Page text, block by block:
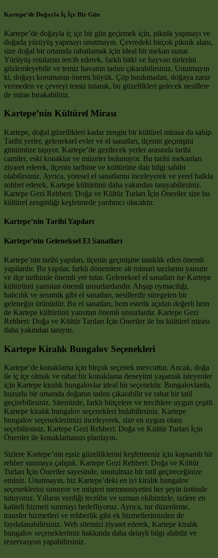
Kartepe’de Doğayla İç İçe Bir Gün
Kartepe’de doğayla iç içe bir gün geçirmek için, piknik yapmayı ve
doğada yürüyüş yapmayı unutmayın. Çevredeki birçok piknik alanı,
size doğal bir ortamda rahatlamak için ideal bir mekan sunar.
Yürüyüş rotalarını tercih ederek, farklı bitki ve hayvan türlerini
gözlemleyebilir ve temiz havanın tadını çıkarabilirsiniz. Unutmayın
ki, doğayı korumanın önemi büyük. Çöp bırakmadan, doğaya zarar
vermeden ve çevreyi temiz tutarak, bu güzellikleri gelecek nesillere
de miras bırakabiliriz.
Kartepe’nin Kültürel Mirası
Kartepe, doğal güzellikleri kadar zengin bir kültürel mirasa da sahip.
Tarihi yerler, geleneksel evler ve el sanatları, ilçenin geçmişini
günümüze taşıyor. Kartepe’de gezilecek yerler arasında tarihi
camiler, eski konaklar ve müzeler bulunuyor. Bu tarihi mekanları
ziyaret ederek, ilçenin tarihine ve kültürüne dair bilgi sahibi
olabilirsiniz. Ayrıca, yöresel el sanatlarını inceleyerek ve yerel halkla
sohbet ederek, Kartepe kültürünü daha yakından tanıyabilirsiniz.
Kartepe Gezi Rehberi: Doğa ve Kültür Turları İçin Öneriler size bu
kültürel zenginliği keşfetmede yardımcı olacaktır.
Kartepe’nin Tarihi Yapıları
Kartepe’nin Geleneksel El Sanatları
Kartepe’nin tarihi yapıları, ilçenin geçmişine tanıklık eden önemli
yapılardır. Bu yapılar, farklı dönemlere ait mimari tarzlarını yansıtır
ve ilçe tarihinde önemli yer tutar. Geleneksel el sanatları ise Kartepe
kültürünü yansıtan önemli unsurlardandır. Ahşap oymacılığı,
halıcılık ve seramik gibi el sanatları, nesillerdir süregelen bir
geleneğin ürünüdür. Bu el sanatları, hem estetik açıdan değerli hem
de Kartepe kültürünü yansıtan önemli unsurlardır. Kartepe Gezi
Rehberi: Doğa ve Kültür Tarıları İçin Öneriler ile bu kültürel mirası
daha yakından tanıyın.
Kartepe Kiralık Bungalov Seçenekleri
Kartepe’de konaklama için birçok seçenek mevcuttur. Ancak, doğa
ile iç içe olmak ve rahat bir konaklama deneyimi yaşamak isteyenler
için Kartepe kiralık bungalovlar ideal bir seçenektir. Bungalovlarda,
huzurlu bir ortamda doğanın tadını çıkarabilir ve rahat bir tatil
geçirebilirsiniz. Sitemizde, farklı bütçelere ve tercihlere uygun çeşitli
Kartepe kiralık bungalov seçenekleri bulabilirsiniz. Kartepe
bungalov seçeneklerimizi inceleyerek, size en uygun olanı
seçebilirsiniz. Kartepe Gezi Rehberi: Doğa ve Kültür Turları İçin
Öneriler ile konaklamanızı planlayın.
Sizlere Kartepe’nin eşsiz güzelliklerini keşfetmeniz için kapsamlı bir
rehber sunmaya çalıştık. Kartepe Gezi Rehberi: Doğa ve Kültür
Turları İçin Öneriler sayesinde, unutulmaz bir tatil geçireceğinize
eminiz. Unutmayın, biz Kartepe’deki en iyi kiralık bungalov
seçeneklerini sunuyor ve müşteri memnuniyetini her şeyin üstünde
tutuyoruz. Yılların verdiği tecrübe ve uzman ekibimizle, sizlere en
kaliteli hizmeti sunmayı hedefliyoruz. Ayrıca, tur düzenleme,
transfer hizmetleri ve rehberlik gibi ek hizmetlerimizden de
faydalanabilirsiniz. Web sitemizi ziyaret ederek, Kartepe kiralık
bungalov seçeneklerimiz hakkında daha detaylı bilgi alabilir ve
rezervasyon yapabilirsiniz.